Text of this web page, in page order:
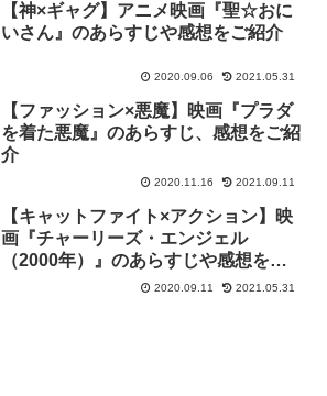
【神×ギャグ】アニメ映画『聖☆おに
いさん』のあらすじや感想をご紹介
2020.09.06 2021.05.31
【ファッション×悪魔】映画『プラダ
を着た悪魔』のあらすじ、感想をご紹
介
2020.11.16 2021.09.11
【キャットファイト×アクション】映
画『チャーリーズ・エンジェル
（2000年）』のあらすじや感想をご
2020.09.11 2021.05.31